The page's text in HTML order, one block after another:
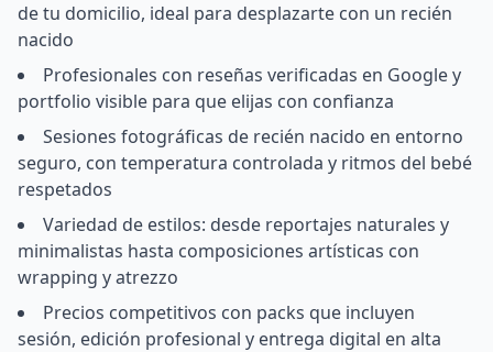
de tu domicilio, ideal para desplazarte con un recién
nacido
Profesionales con reseñas verificadas en Google y
portfolio visible para que elijas con confianza
Sesiones fotográficas de recién nacido en entorno
seguro, con temperatura controlada y ritmos del bebé
respetados
Variedad de estilos: desde reportajes naturales y
minimalistas hasta composiciones artísticas con
wrapping y atrezzo
Precios competitivos con packs que incluyen
sesión, edición profesional y entrega digital en alta